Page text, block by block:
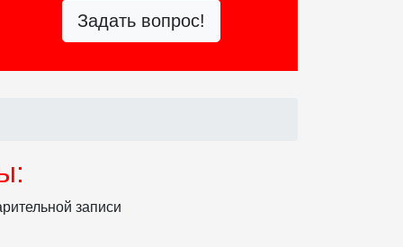
Задать вопрос!
записи